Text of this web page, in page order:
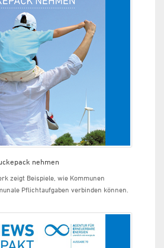
nehmen
zeigt Beispiele, wie Kommunen
Pflichtaufgaben verbinden können.